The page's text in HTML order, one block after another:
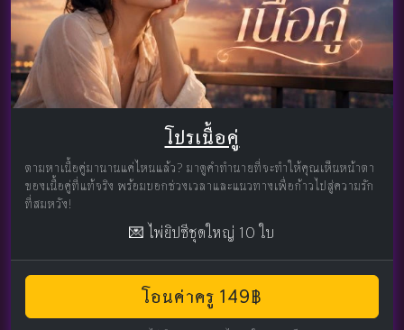
โปรเนื้อคู่
ตามหาเนื้อคู่มานานแค่ไหนแล้ว? มาดูคำทำนายที่จะทำให้คุณเห็นหน้าตา
ของเนื้อคู่ที่แท้จริง พร้อมบอกช่วงเวลาและแนวทางเพื่อก้าวไปสู่ความรัก
ที่สมหวัง!
💌 ไพ่ยิปซีชุดใหญ่ 10 ใบ
โอนค่าครู 149฿